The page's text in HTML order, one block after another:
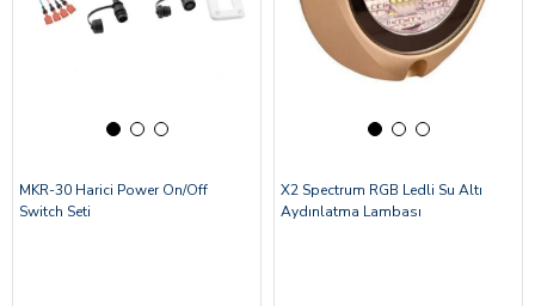
MKR-30 Harici Power On/Off
Switch Seti
X2 Spectrum RGB Ledli Su Altı
Aydınlatma Lambası